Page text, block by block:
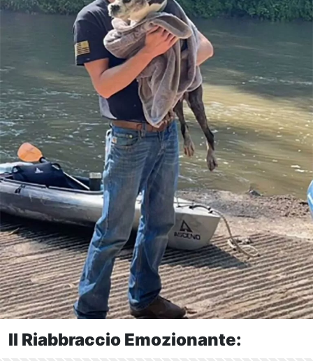
Il Riabbraccio Emozionante: